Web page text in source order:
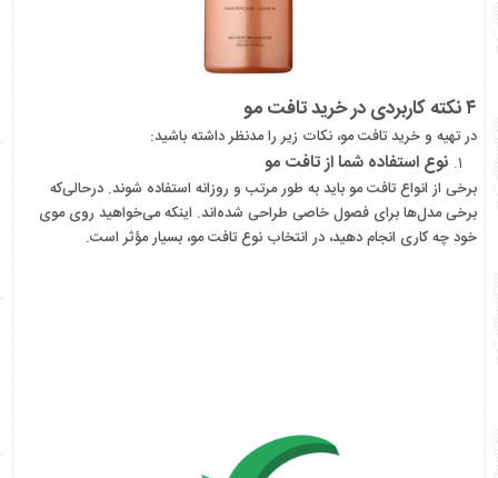
۴ نکته کاربردی در خرید تافت مو
در تهیه و خرید تافت مو، نکات زیر را مدنظر داشته باشید:
نوع استفاده شما از تافت مو
برخی از انواع تافت مو باید به طور مرتب و روزانه استفاده شوند. درحالی‌که
برخی مدل‌ها برای فصول خاصی طراحی شده‌اند. اینکه می‌خواهید روی موی
خود چه کاری انجام دهید، در انتخاب نوع تافت مو، بسیار مؤثر است.